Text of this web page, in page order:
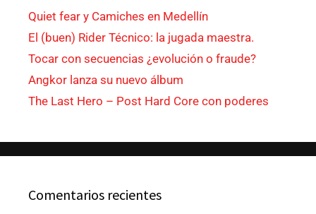
Quiet fear y Camiches en Medellín
El (buen) Rider Técnico: la jugada maestra.
Tocar con secuencias ¿evolución o fraude?
Angkor lanza su nuevo álbum
The Last Hero – Post Hard Core con poderes
Comentarios recientes